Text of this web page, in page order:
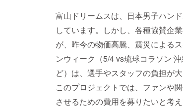
富山ドリームスは、日本男子ハン
しています。しかし、各種協賛企
が、昨今の物価高騰、震災による
ンウィーク（5/4 vs琉球コラソン
ど）は、選手やスタッフの負担が
このプロジェクトでは、ファンや
させるための費用を募りたいと考え